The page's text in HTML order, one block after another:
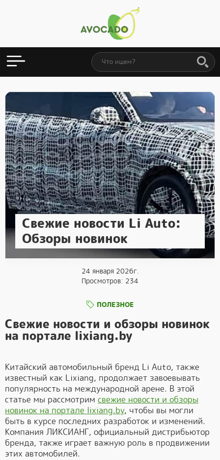
Свежие новости Li Auto:
Обзоры новинок
24 января 2026г.
Просмотров: 234
ПОЛЕЗНОЕ
Свежие новости и обзоры новинок
на портале lixiang.by
Китайский автомобильный бренд Li Auto, также
известный как Lixiang, продолжает завоевывать
популярность на международной арене. В этой
статье мы рассмотрим свежие новости и обзоры
новинок на портале lixiang.by, чтобы вы могли
быть в курсе последних разработок и изменений.
Компания ЛИКСИАНГ, официальный дистрибьютор
бренда, также играет важную роль в продвижении
этих автомобилей.